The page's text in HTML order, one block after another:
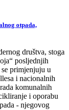
otpada,
društva, stoga
posljednjih
se primjenjuju u
i nacionalnih
komunalnih
i oporabu
- njegovog